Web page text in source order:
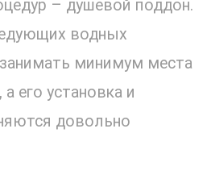
– душевой поддон.
водных
минимум места
его установка и
довольно